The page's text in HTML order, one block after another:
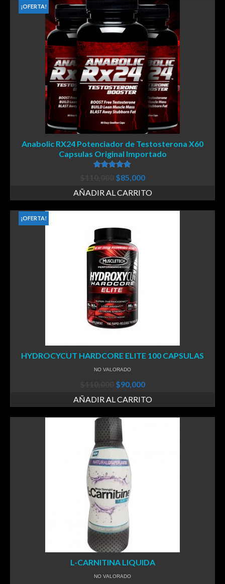
¡OFERTA!
Anabolic RX24 Potenciador de Testosterona X60
Capsulas Original Importado
Valorado en
de 5
$85,000
AÑADIR AL CARRITO
¡OFERTA!
HYDROCYCUT HARDCORE ELITE 100 CAPSULAS
NO VALORADO
$90,000
AÑADIR AL CARRITO
L-CARNITINA LIQUIDA
NO VALORADO